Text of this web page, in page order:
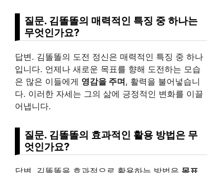
질문. 김똘똘의 매력적인 특징 중 하나는
무엇인가요?
답변. 김똘똘의 도전 정신은 매력적인 특징 중 하나
입니다. 언제나 새로운 목표를 향해 도전하는 모습
은 많은 이들에게 영감을 주며 , 활력을 불어넣습니
다. 이러한 자세는 그의 삶에 긍정적인 변화를 이끌
어냅니다.
질문. 김똘똘의 효과적인 활용 방법은 무
엇인가요?